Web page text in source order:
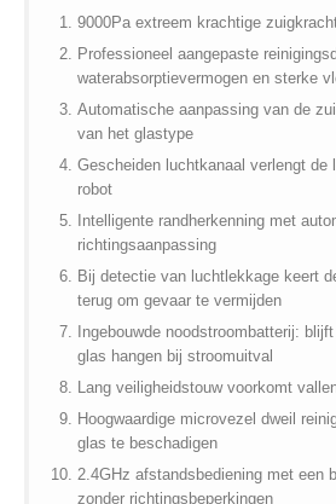
9000Pa extreem krachtige
Professioneel aangepaste
waterabsorptievermogen en sterke
Automatische aanpassing van de
van het glastype
Gescheiden luchtkanaal verlengt de
robot
Intelligente randherkenning met
richtingsaanpassing
Bij detectie van luchtlekkage keert
terug om gevaar te vermijden
Ingebouwde noodstroombatterij:
glas hangen bij stroomuitval
Lang veiligheidstouw voorkomt
Hoogwaardige microvezel dweil
glas te beschadigen
2.4GHz afstandsbediening met een
zonder richtingsbeperkingen